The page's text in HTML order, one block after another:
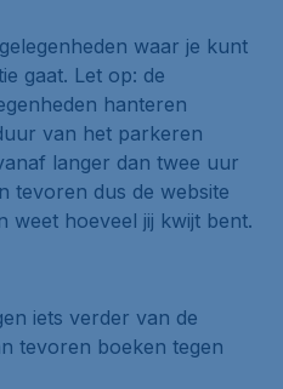
waar je kunt
gaat. Let op: de
hanteren
van het parkeren
langer dan twee uur
tevoren dus de website
weet hoeveel jij kwijt bent.
iets verder van de
tevoren boeken tegen